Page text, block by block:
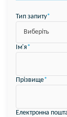
Тип запиту*
Виберіть
Ім'я*
Прізвище*
Електронна